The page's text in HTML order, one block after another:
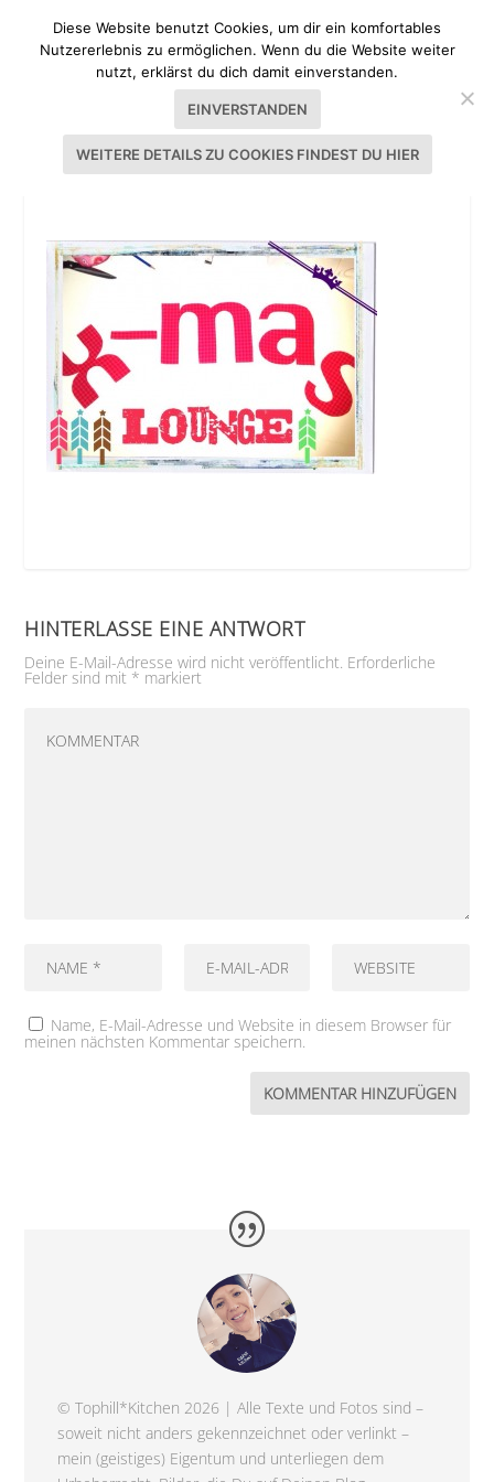
X-MAS LOUNGE
HINTERLASSE EINE ANTWORT
Deine E-Mail-Adresse wird nicht veröffentlicht. Erforderliche
Felder sind mit * markiert
Name, E-Mail-Adresse und Website in diesem Browser für
meinen nächsten Kommentar speichern.
© Tophill*Kitchen 2026 | Alle Texte und Fotos sind –
soweit nicht anders gekennzeichnet oder verlinkt –
mein (geistiges) Eigentum und unterliegen dem
Diese Website benutzt Cookies, um dir ein komfortables
Nutzererlebnis zu ermöglichen. Wenn du die Website weiter
nutzt, erklärst du dich damit einverstanden.
EINVERSTANDEN
WEITERE DETAILS ZU COOKIES FINDEST DU HIER